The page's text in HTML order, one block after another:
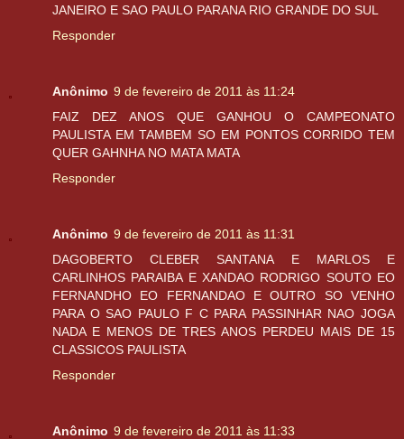
JANEIRO E SAO PAULO PARANA RIO GRANDE DO SUL
Responder
Anônimo 9 de fevereiro de 2011 às 11:24
FAIZ DEZ ANOS QUE GANHOU O CAMPEONATO
PAULISTA EM TAMBEM SO EM PONTOS CORRIDO TEM
QUER GAHNHA NO MATA MATA
Responder
Anônimo 9 de fevereiro de 2011 às 11:31
DAGOBERTO CLEBER SANTANA E MARLOS E
CARLINHOS PARAIBA E XANDAO RODRIGO SOUTO EO
FERNANDHO EO FERNANDAO E OUTRO SO VENHO
PARA O SAO PAULO F C PARA PASSINHAR NAO JOGA
NADA E MENOS DE TRES ANOS PERDEU MAIS DE 15
CLASSICOS PAULISTA
Responder
Anônimo 9 de fevereiro de 2011 às 11:33